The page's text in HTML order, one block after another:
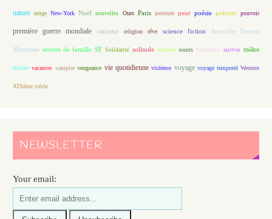
nature neige New-York Noël nouvelles Ours Paris peinture peur poésie policier pouvoir
première guerre mondiale racisme religion rêve science fiction Seconde Guerre
Mondiale secrets de famille SF Solidarité solitude sorcière souris Souvenirs survie théâtre
thriller vacances vampire vengeance vie quotidienne violence voyage voyage temporel Western
XIXème siècle
NEWSLETTER
Your email: